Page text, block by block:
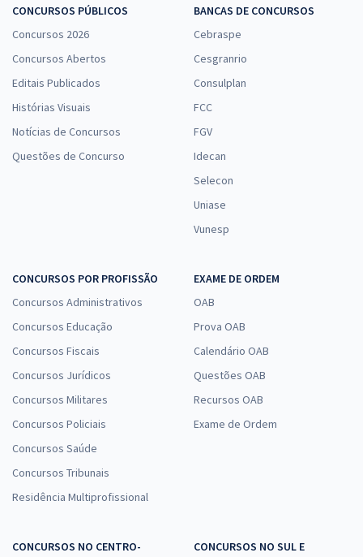
CONCURSOS PÚBLICOS
Concursos 2026
Concursos Abertos
Editais Publicados
Histórias Visuais
Notícias de Concursos
Questões de Concurso
BANCAS DE CONCURSOS
Cebraspe
Cesgranrio
Consulplan
FCC
FGV
Idecan
Selecon
Uniase
Vunesp
CONCURSOS POR PROFISSÃO
Concursos Administrativos
Concursos Educação
Concursos Fiscais
Concursos Jurídicos
Concursos Militares
Concursos Policiais
Concursos Saúde
Concursos Tribunais
Residência Multiprofissional
EXAME DE ORDEM
OAB
Prova OAB
Calendário OAB
Questões OAB
Recursos OAB
Exame de Ordem
CONCURSOS NO CENTRO-
CONCURSOS NO SUL E